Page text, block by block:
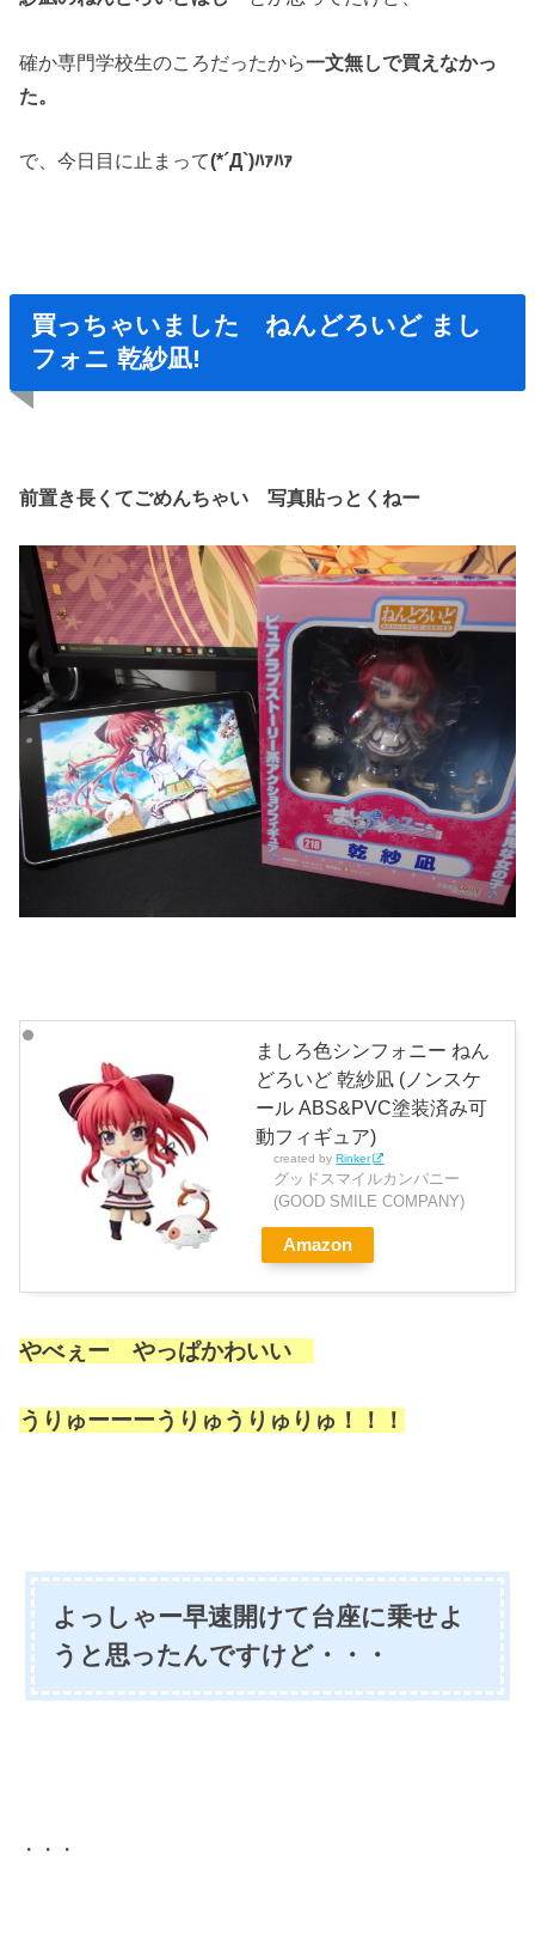
確か専門学校生のころだったから一文無しで買えなかっ
た。
で、今日目に止まって(*´Д`)ﾊｧﾊｧ
買っちゃいました ねんどろいど まし
フォニ 乾紗凪!
前置き長くてごめんちゃい 写真貼っとくねー
ましろ色シンフォニー ねん
どろいど 乾紗凪 (ノンスケ
ール ABS&PVC塗装済み可
動フィギュア)
created byRinker
グッドスマイルカンパニー
(GOOD SMILE COMPANY)
Amazon
やべぇー やっぱかわいい
うりゅーーーうりゅうりゅりゅ！！！
よっしゃー早速開けて台座に乗せよ
うと思ったんですけど・・・
・・・